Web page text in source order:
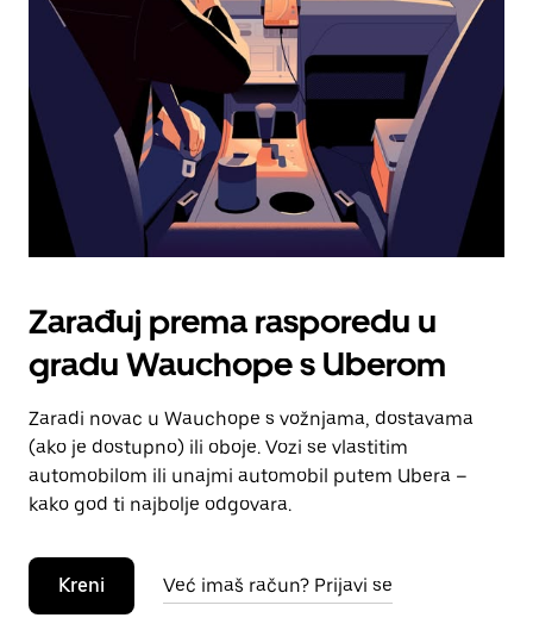
zatvaranje
kalendara.
Zarađuj prema rasporedu u
gradu Wauchope s Uberom
Zaradi novac u Wauchope s vožnjama, dostavama
(ako je dostupno) ili oboje. Vozi se vlastitim
automobilom ili unajmi automobil putem Ubera –
kako god ti najbolje odgovara.
Kreni Već imaš račun? Prijavi se